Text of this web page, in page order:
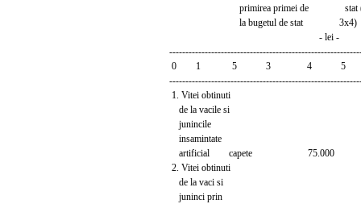
primirea primei de stat
la bugetul de stat 3x4)
- lei -
0 1 5 3 4 5
1. Vitei obtinuti
de la vacile si
junincile
insamintate
artificial capete 75.000
2. Vitei obtinuti
de la vaci si
juninci prin